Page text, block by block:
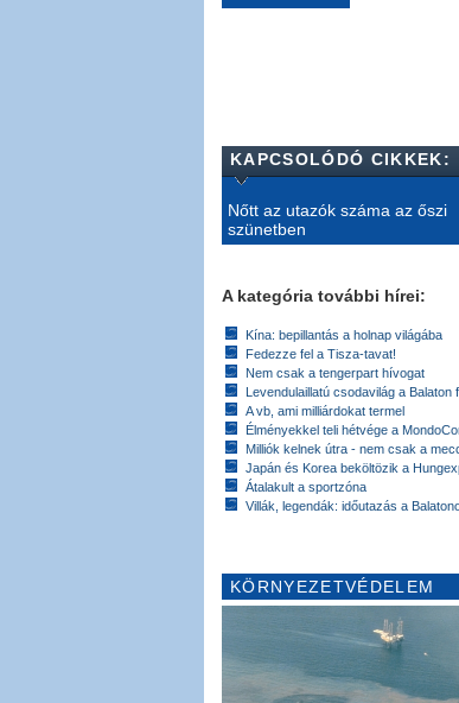
KAPCSOLÓDÓ CIKKEK:
Nőtt az utazók száma az őszi
szünetben
A kategória további hírei:
Kína: bepillantás a holnap világába
Fedezze fel a Tisza-tavat!
Nem csak a tengerpart hívogat
Levendulaillatú csodavilág a Balaton
A vb, ami milliárdokat termel
Élményekkel teli hétvége a
Milliók kelnek útra - nem csak a
Japán és Korea beköltözik a
Átalakult a sportzóna
Villák, legendák: időutazás a
KÖRNYEZETVÉDELEM